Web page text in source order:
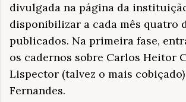
divulgada na página da
disponibilizar a cada mês quatro
publicados. Na primeira fase,
os cadernos sobre Carlos Heitor
Lispector (talvez o mais
Fernandes.